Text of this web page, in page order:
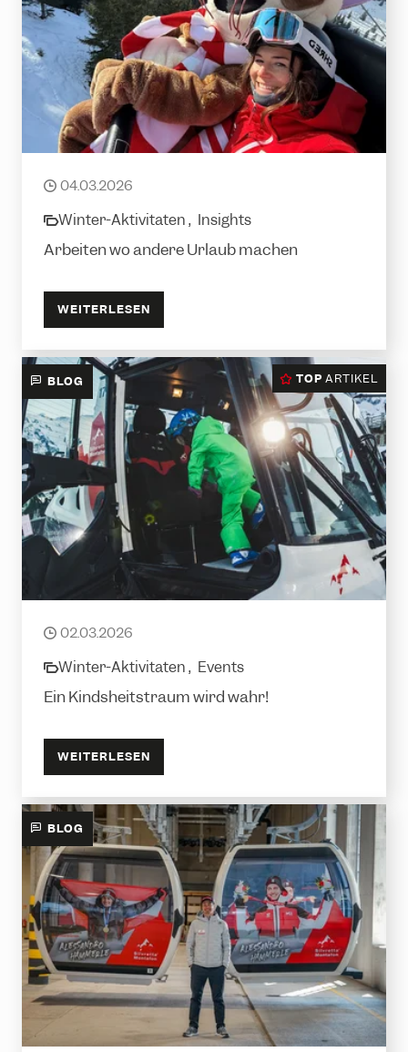
date
04.03.2026
category
Winter-Aktivitäten , Insights
Arbeiten wo andere Urlaub machen
WEITERLESEN
Montafon
BLOG TOP ARTIKEL
date
02.03.2026
category
Winter-Aktivitäten , Events
Ein Kindsheitstraum wird wahr!
WEITERLESEN
BLOG